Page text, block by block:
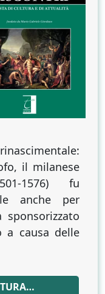
il milanese
1576) fu
anche per
sponsorizzato
a causa delle